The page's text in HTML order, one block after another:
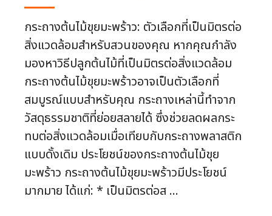
กระถางต้นไม้ขุยมะพร้าว: ตัวเลือกที่เป็นมิตรต่อ
สิ่งแวดล้อมสำหรับสวนของคุณ หากคุณกำลัง
มองหาวิธีปลูกต้นไม้ที่เป็นมิตรต่อสิ่งแวดล้อม
กระถางต้นไม้ขุยมะพร้าวอาจเป็นตัวเลือกที่
สมบูรณ์แบบสำหรับคุณ กระถางเหล่านี้ทำจาก
วัสดุธรรมชาติที่ย่อยสลายได้ ซึ่งช่วยลดผลกระ
ทบต่อสิ่งแวดล้อมเมื่อเทียบกับกระถางพลาสติก
แบบดั้งเดิม ประโยชน์ของกระถางต้นไม้ขุย
มะพร้าว กระถางต้นไม้ขุยมะพร้าวมีประโยชน์
มากมาย ได้แก่: * เป็นมิตรต่อส ...